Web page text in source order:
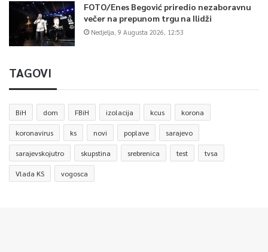
FOTO/Enes Begović priredio nezaboravnu
večer na prepunom trgu na Ilidži
Nedjelja, 9 Augusta 2026, 12:53
TAGOVI
BiH dom FBiH izolacija kcus korona
koronavirus ks novi poplave sarajevo
sarajevskojutro skupstina srebrenica test tvsa
Vlada KS vogosca